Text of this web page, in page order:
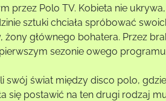
przez Polo TV. Kobieta nie
sztuki chciała spróbować
głównego bohatera. Przez
sezonie owego
swój świat między disco polo,
się postawić na ten drugi rodzaj